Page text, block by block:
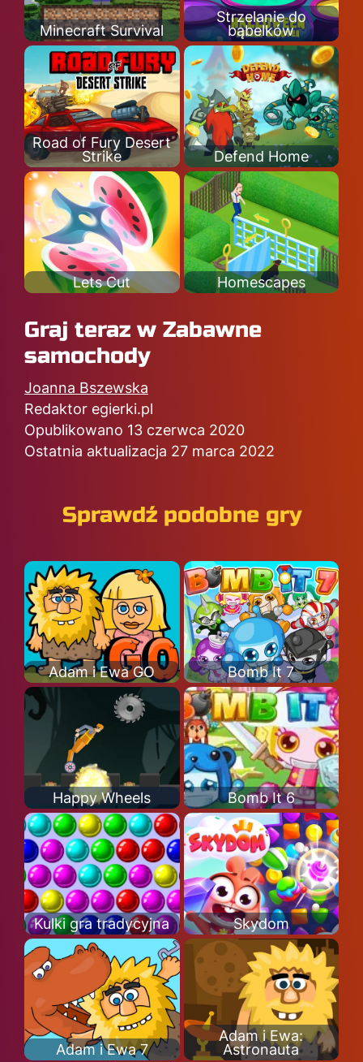
Minecraft Survival
Strzelanie do
bąbelków
Road of Fury Desert
Strike
Defend Home
Lets Cut Homescapes
Graj teraz w Zabawne
samochody
Joanna Bszewska
Redaktor egierki.pl
Opublikowano 13 czerwca 2020
Ostatnia aktualizacja 27 marca 2022
Sprawdź podobne gry
Adam i Ewa GO Bomb It 7
Happy Wheels Bomb It 6
Kulki gra tradycyjna Skydom
Adam i Ewa 7
Adam i Ewa:
Astronauta